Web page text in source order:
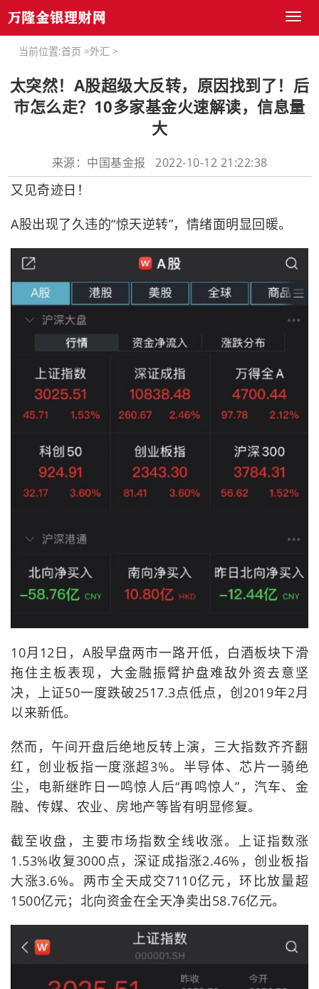
Toggle
当前位置:首页 >外汇 >
太突然！A股超级大反转，原因找到了！后
市怎么走？10多家基金火速解读，信息量
大
来源：中国基金报 2022-10-12 21:22:38
又见奇迹日！
A股出现了久违的“惊天逆转”，情绪面明显回暖。
10月12日，A股早盘两市一路开低，白酒板块下滑
拖住主板表现，大金融振臂护盘难敌外资去意坚
决，上证50一度跌破2517.3点低点，创2019年2月
以来新低。
然而，午间开盘后绝地反转上演，三大指数齐齐翻
红，创业板指一度涨超3%。半导体、芯片一骑绝
尘，电新继昨日一鸣惊人后“再鸣惊人”，汽车、金
融、传媒、农业、房地产等皆有明显修复。
截至收盘，主要市场指数全线收涨。上证指数涨
1.53%收复3000点，深证成指涨2.46%，创业板指
大涨3.6%。两市全天成交7110亿元，环比放量超
1500亿元；北向资金在全天净卖出58.76亿元。